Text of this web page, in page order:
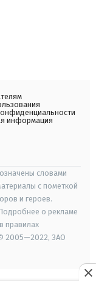
информация
словами
с пометкой
и героев.
о рекламе
правилах
2005—2022, ЗАО